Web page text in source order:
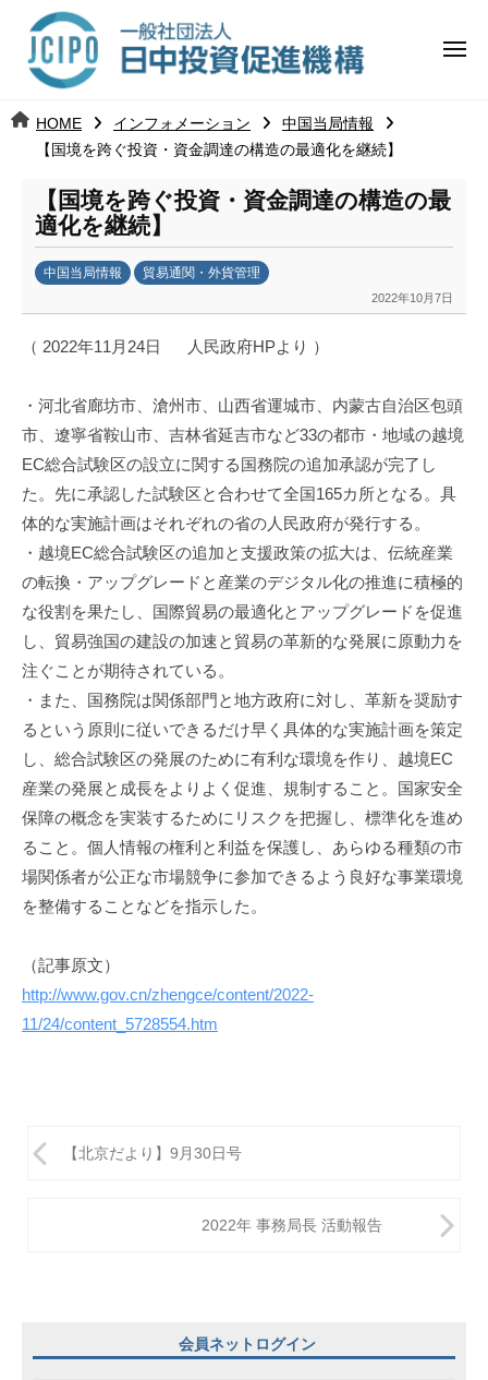
ツ 日
中
投
資
促
進
機
構
j
メ
HOME インフォメーション
中国当局情報
【国境を跨ぐ投資・資金調達の構造の最適化を継続】
【国境を跨ぐ投資・資金調達の構造の最
適化を継続】
中国当局情報 貿易通関・外貨管理
2022年10月7日
日
投
資
促
構
(
j
c
p
o
（ 2022年11月24日 人民政府HPより ）
・河北省廊坊市、滄州市、山西省運城市、内蒙古自治区包頭
市、遼寧省鞍山市、吉林省延吉市など33の都市・地域の越境
EC総合試験区の設立に関する国務院の追加承認が完了し
た。先に承認した試験区と合わせて全国165カ所となる。具
体的な実施計画はそれぞれの省の人民政府が発行する。
・越境EC総合試験区の追加と支援政策の拡大は、伝統産業
の転換・アップグレードと産業のデジタル化の推進に積極的
な役割を果たし、国際貿易の最適化とアップグレードを促進
し、貿易強国の建設の加速と貿易の革新的な発展に原動力を
注ぐことが期待されている。
・また、国務院は関係部門と地方政府に対し、革新を奨励す
るという原則に従いできるだけ早く具体的な実施計画を策定
し、総合試験区の発展のために有利な環境を作り、越境EC
産業の発展と成長をよりよく促進、規制すること。国家安全
保障の概念を実装するためにリスクを把握し、標準化を進め
ること。個人情報の権利と利益を保護し、あらゆる種類の市
場関係者が公正な市場競争に参加できるよう良好な事業環境
を整備することなどを指示した。
（記事原文）
http://www.gov.cn/zhengce/content/2022-
11/24/content_5728554.htm
投
シ
【北京だより】9月30日号
2022年 事務局長 活動報告
会員ネットログイン
日
中
資
進
機
構